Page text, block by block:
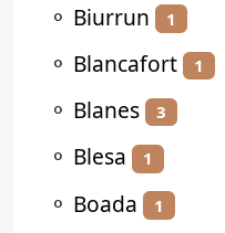
⚬ Biurrun 1
⚬ Blancafort 1
⚬ Blanes 3
⚬ Blesa 1
⚬ Boada 1